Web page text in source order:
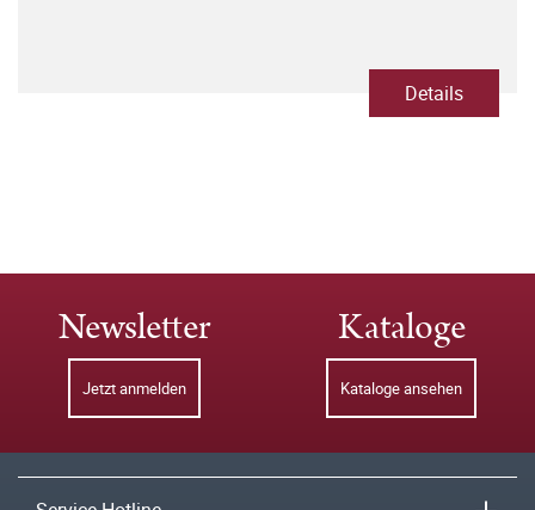
Details
Newsletter
Jetzt anmelden
Kataloge
Kataloge ansehen